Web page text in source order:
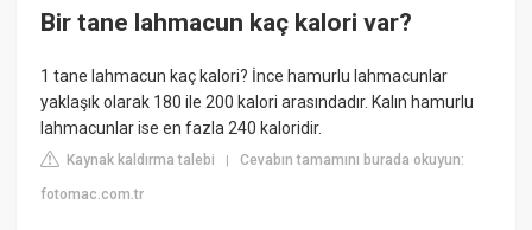
Bir tane lahmacun kaç kalori var?
1 tane lahmacun kaç kalori? İnce hamurlu lahmacunlar
yaklaşık olarak 180 ile 200 kalori arasındadır. Kalın hamurlu
lahmacunlar ise en fazla 240 kaloridir.
Kaynak kaldırma talebi |Cevabın tamamını burada okuyun:
fotomac.com.tr